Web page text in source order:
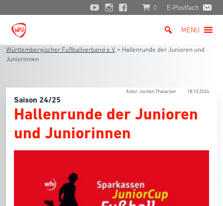
0 E-Postfach
MENU
Württembergischer Fußballverband e.V. > Hallenrunde der Junioren und
Juniorinnen
Autor: Jochen Thalacker 18.10.2024
Saison 24/25
Hallenrunde der Junioren
und Juniorinnen